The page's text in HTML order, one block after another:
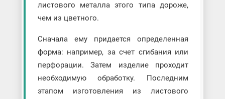
листового металла этого типа дороже,
чем из цветного.
Сначала ему придается определенная
форма: например, за счет сгибания или
перфорации. Затем изделие проходит
необходимую обработку. Последним
этапом изготовления из листового